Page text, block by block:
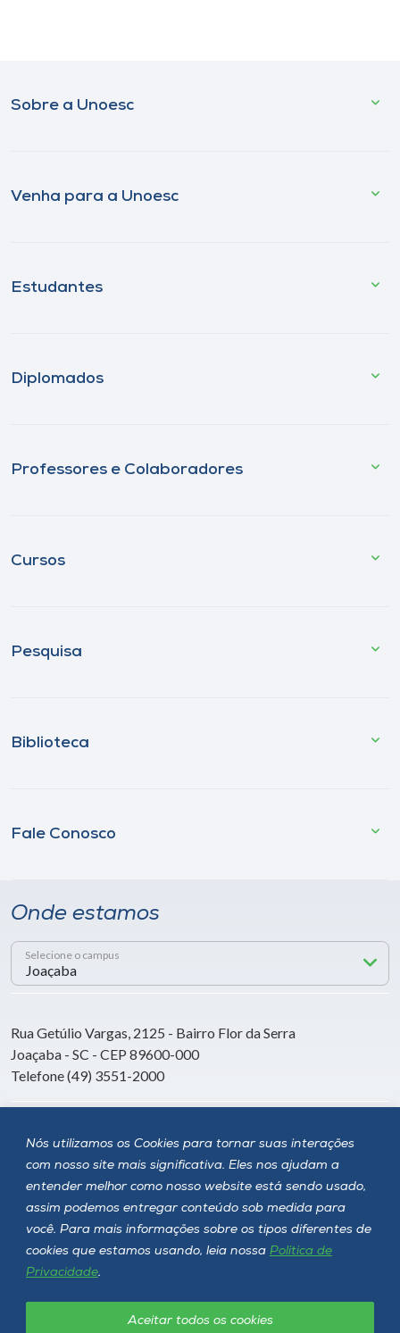
Nós utilizamos os Cookies para tornar suas interações
com nosso site mais significativa. Eles nos ajudam a
entender melhor como nosso website está sendo usado,
assim podemos entregar conteúdo sob medida para
você. Para mais informações sobre os tipos diferentes de
cookies que estamos usando, leia nossa Política de
Privacidade.
Aceitar todos os cookies
Sobre a Unoesc
Venha para a Unoesc
Estudantes
Diplomados
Professores e Colaboradores
Cursos
Pesquisa
Biblioteca
Fale Conosco
Onde estamos
Selecione o campus
Rua Getúlio Vargas, 2125 - Bairro Flor da Serra
Joaçaba - SC - CEP 89600-000
Telefone (49) 3551-2000
Siga a Unoesc